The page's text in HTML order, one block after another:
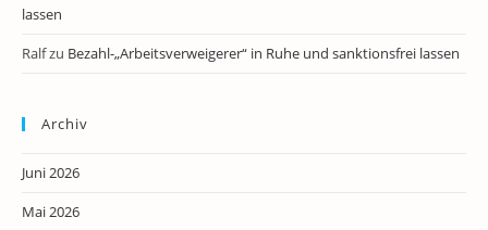
lassen
Ralfzu Bezahl-„Arbeitsverweigerer“ in Ruhe und sanktionsfrei lassen
Archiv
Juni 2026
Mai 2026